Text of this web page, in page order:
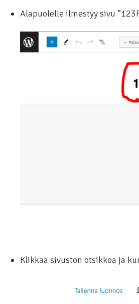
Alapuolelle ilmestyy sivu
Klikkaa sivuston otsikkoa ja